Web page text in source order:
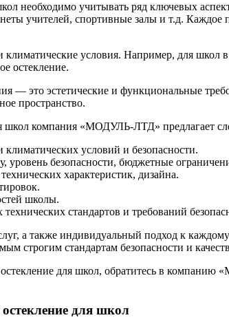
необходимо учитывать ряд ключевых
учителей, спортивные залы и т.д.
условия. Например, для
остекление.
— это эстетические и функциональные
пространство.
школ компания «МОДУЛЬ-ЛТД» предлагает
условий и безопасности.
уровень безопасности, бюджетные
характеристик, дизайна.
школы.
стандартов и требований
а также индивидуальный подход к
строгим стандартам безопасности и
остекление для школ, обратитесь в
для школ